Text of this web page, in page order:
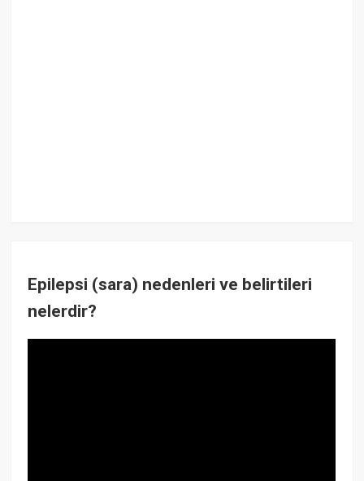
Epilepsi (sara) nedenleri ve belirtileri
nelerdir?